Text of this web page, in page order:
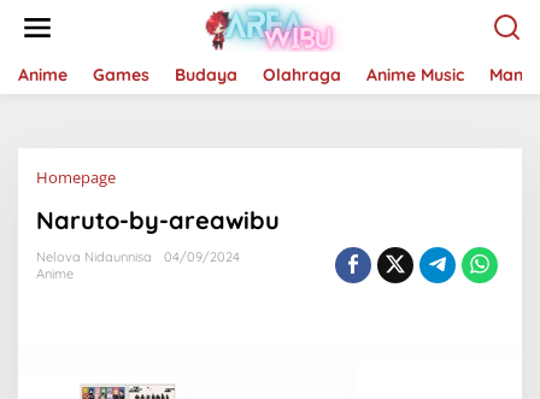
Anime Games Budaya Olahraga Anime Music
HomepageLampiran
Naruto-by-areawibu
Nelova Nidaunnisa
04/09/2024
Anime